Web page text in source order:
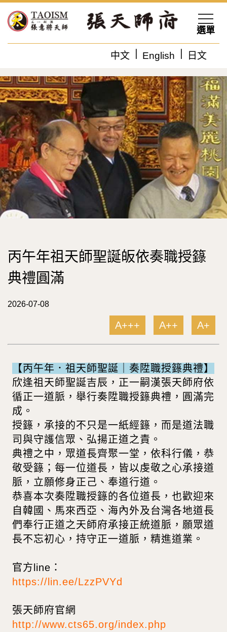
中文 English 日文
選單
丙午年祖天師聖誕皈依奏職授籙
典禮圓滿
2026-07-08
A+++ A++ A+
【丙午年．祖天師聖誕｜奏陞職授籙典禮】
欣逢祖天師聖誕吉辰，正一嗣漢張天師府依
循正一道脈，舉行奏陞職授籙典禮，圓滿完
成。
授籙，承接的不只是一紙經籙，而是道法職
司與守護信眾、弘揚正道之責。
典禮之中，眾道長齊聚一堂，依科行儀，恭
敬受籙；每一位道長，皆以虔敬之心承接道
脈，立願修身正己、奉道行道。
恭喜本次奏陞職授籙的各位道長，也歡迎來
自韓國、馬來西亞、海內外及台灣各地道長
們奉行正道之天師府承接正統道脈，願眾道
長不忘初心，持守正一道脈，精進道業。
官方line：
https://lin.ee/LzzPVYd
張天師府官網
http://www.cts65.org/index.php